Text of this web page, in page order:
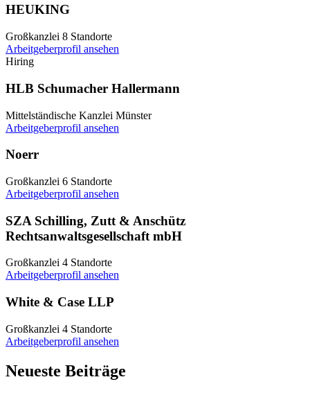
HEUKING
Großkanzlei 8 Standorte
Arbeitgeberprofil ansehen
Hiring
HLB Schumacher Hallermann
Mittelständische Kanzlei Münster
Arbeitgeberprofil ansehen
Noerr
Großkanzlei 6 Standorte
Arbeitgeberprofil ansehen
SZA Schilling, Zutt & Anschütz
Rechtsanwaltsgesellschaft mbH
Großkanzlei 4 Standorte
Arbeitgeberprofil ansehen
White & Case LLP
Großkanzlei 4 Standorte
Arbeitgeberprofil ansehen
Neueste Beiträge